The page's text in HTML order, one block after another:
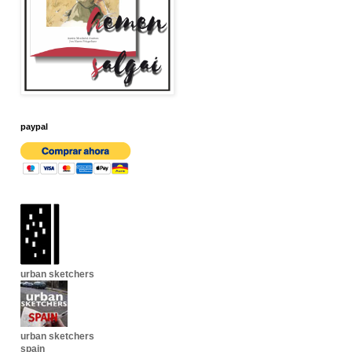
paypal
urban sketchers
urban sketchers
spain